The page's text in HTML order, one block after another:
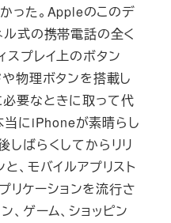
った。Appleのこのデ
ル式の携帯電話の全く
スプレイ上のボタン
や物理ボタンを搭載し
要なときに取って代
当にiPhoneが素晴らし
しばらくしてからリリ
、モバイルアプリスト
リケーションを流行さ
、ゲーム、ショッピン